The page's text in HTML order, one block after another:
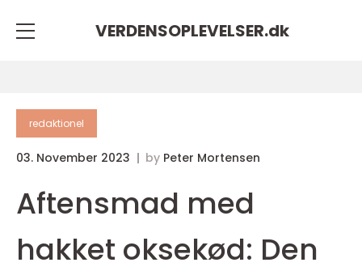
VERDENSOPLEVELSER.dk
redaktionel
03. November 2023 by Peter Mortensen
Aftensmad med
hakket oksekød: Den